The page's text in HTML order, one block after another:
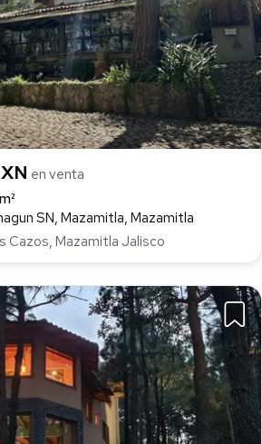
en venta
SN, Mazamitla, Mazamitla
Cazos, Mazamitla Jalisco